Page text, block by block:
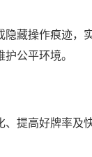
藏操作痕迹，
公平环境。
提高好牌率及